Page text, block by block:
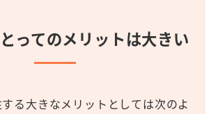
ってのメリットは大きい
る大きなメリットとしては次のよ